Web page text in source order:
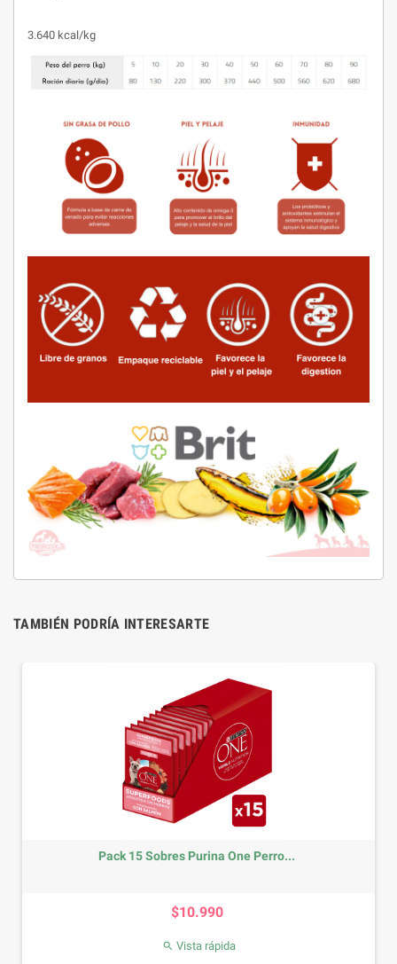
3.640 kcal/kg
TAMBIÉN PODRÍA INTERESARTE
Pack 15 Sobres Purina One Perro...
$10.990
 Vista rápida